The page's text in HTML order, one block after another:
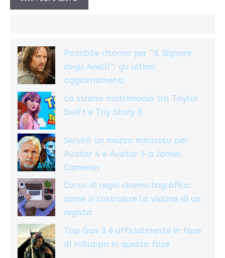
Possibile ritorno per “Il Signore
degli Anelli”: gli ultimi
aggiornamenti
Lo strano matrimonio tra Taylor
Swift e Toy Story 5
Servirà un mezzo miracolo per
Avatar 4 e Avatar 5 a James
Cameron
Corso di regia cinematografica:
come si costruisce la visione di un
regista
Top Gun 3 è ufficialmente in fase
di sviluppo in questa fase